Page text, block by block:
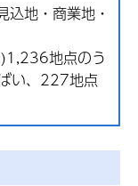
地・商業地・
地点のう
い、227地点